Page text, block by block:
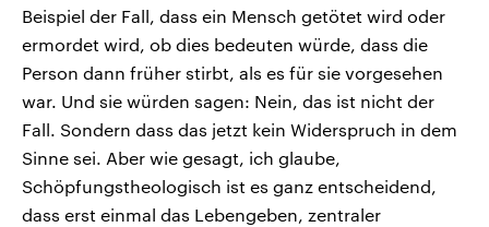
Beispiel der Fall, dass ein Mensch getötet wird oder
ermordet wird, ob dies bedeuten würde, dass die
Person dann früher stirbt, als es für sie vorgesehen
war. Und sie würden sagen: Nein, das ist nicht der
Fall. Sondern dass das jetzt kein Widerspruch in dem
Sinne sei. Aber wie gesagt, ich glaube,
Schöpfungstheologisch ist es ganz entscheidend,
dass erst einmal das Lebengeben, zentraler